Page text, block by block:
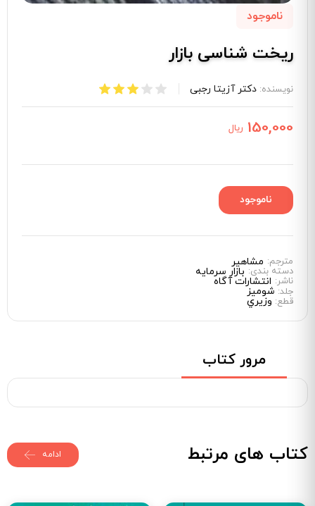
ناموجود
ریخت شناسی بازار
نویسنده: دکتر آزیتا رجبی
150,000 ریال
مترجم: مشاهیر
دسته بندی: بازار سرمایه
ناشر: انتشارات آگاه
جلد: شوميز
قطع: وزيري
مرور کتاب
کتاب های مرتبط ادامه